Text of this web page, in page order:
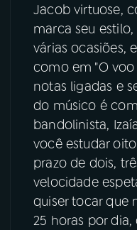
TikTok
Jacob virtuose,
marca seu
várias ocasiões,
como em "O voo
notas ligadas e
do músico é
bandolinista,
você estudar
prazo de dois,
velocidade
quiser tocar que
25 horas por